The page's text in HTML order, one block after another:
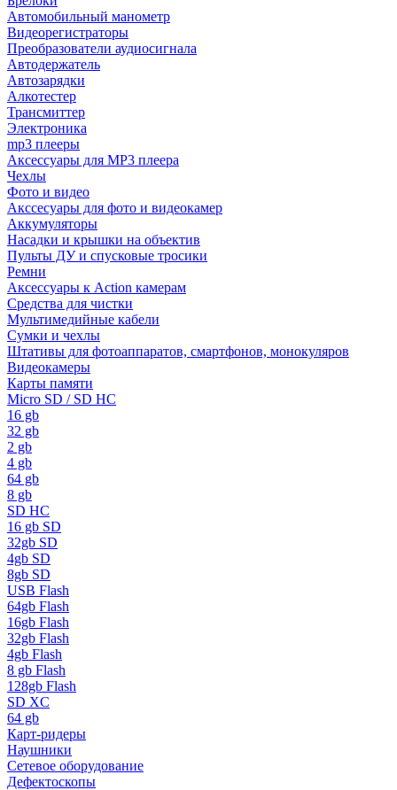
Автомобильный манометр
Видеорегистраторы
Преобразователи аудиосигнала
Автодержатель
Автозарядки
Алкотестер
Трансмиттер
Электроника
mp3 плееры
Аксессуары для MP3 плеера
Чехлы
Фото и видео
Акссесуары для фото и видеокамер
Аккумуляторы
Насадки и крышки на объектив
Пульты ДУ и спусковые тросики
Ремни
Аксессуары к Action камерам
Средства для чистки
Мультимедийные кабели
Сумки и чехлы
Штативы для фотоаппаратов, смартфонов, монокуляров
Видеокамеры
Карты памяти
Micro SD / SD HC
16 gb
32 gb
2 gb
4 gb
64 gb
8 gb
SD HC
16 gb SD
32gb SD
4gb SD
8gb SD
USB Flash
64gb Flash
16gb Flash
32gb Flash
4gb Flash
8 gb Flash
128gb Flash
SD XC
64 gb
Карт-ридеры
Наушники
Сетевое оборудование
Дефектоскопы